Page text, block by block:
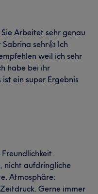
Arbeitet sehr genau
sehr👍 Ich
weil ich sehr
habe bei ihr
ein super Ergebnis
Freundlichkeit.
nicht aufdringliche
Atmosphäre:
Gerne immer